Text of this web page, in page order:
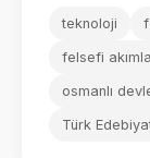
teknoloji
felsefi
osmanlı
Türk